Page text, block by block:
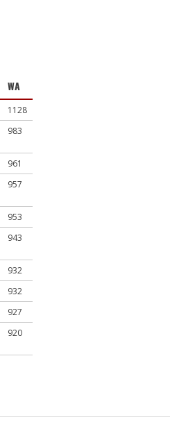
WA
1128
983
961
957
953
943
932
932
927
920